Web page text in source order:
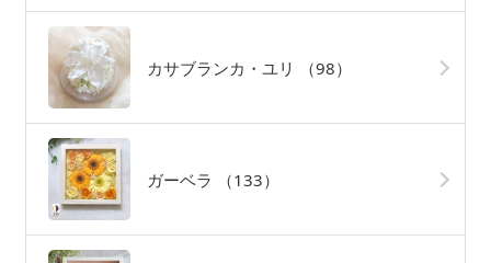
カサブランカ・ユリ （98）
ガーベラ （133）